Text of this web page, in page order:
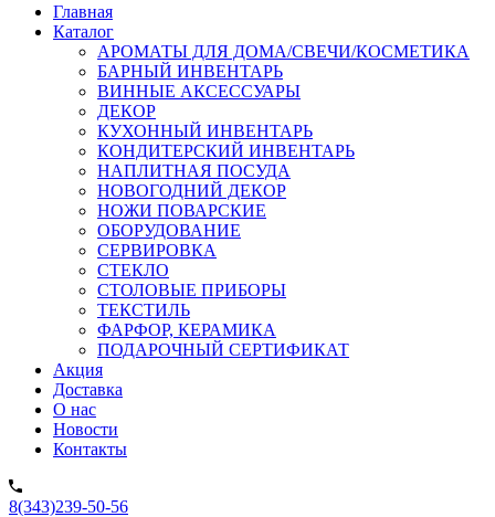
Главная
Каталог
АРОМАТЫ ДЛЯ ДОМА/СВЕЧИ/КОСМЕТИКА
БАРНЫЙ ИНВЕНТАРЬ
ВИННЫЕ АКСЕССУАРЫ
ДЕКОР
КУХОННЫЙ ИНВЕНТАРЬ
КОНДИТЕРСКИЙ ИНВЕНТАРЬ
НАПЛИТНАЯ ПОСУДА
НОВОГОДНИЙ ДЕКОР
НОЖИ ПОВАРСКИЕ
ОБОРУДОВАНИЕ
СЕРВИРОВКА
СТЕКЛО
СТОЛОВЫЕ ПРИБОРЫ
ТЕКСТИЛЬ
ФАРФОР, КЕРАМИКА
ПОДАРОЧНЫЙ СЕРТИФИКАТ
Акция
Доставка
О нас
Новости
Контакты
8(343)239-50-56